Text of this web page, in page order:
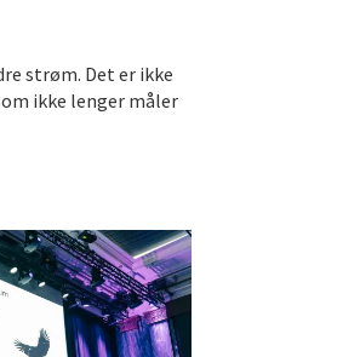
strøm. Det er ikke
ikke lenger måler